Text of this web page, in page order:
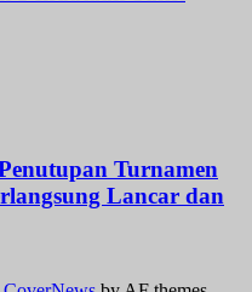
Turnamen
Lancar dan